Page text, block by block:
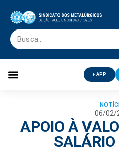
APP
06/02/
APOIO À